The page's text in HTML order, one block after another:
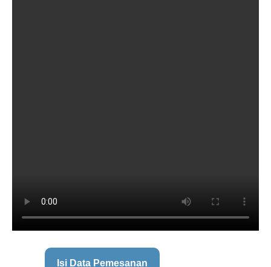
Isi Data Pemesanan